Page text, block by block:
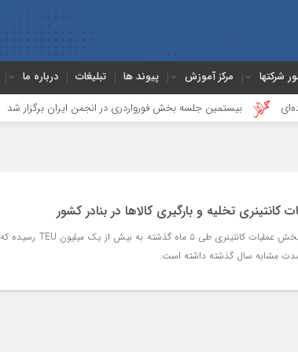
شرکتها مرکز آموزش پیوند ها تبلیغات درباره ما
بیستمین جلسه بخش فورواردری در انجمن ایران برگزار شد
میزان تخلیه و بارگیری در بخش عملیات کانتینری طی ۵ ماه گذشته به بیش از یک میلیون TEU رسیده که